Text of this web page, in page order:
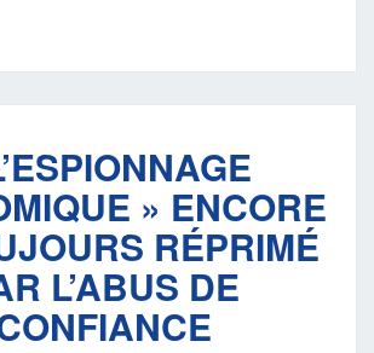
L’ESPIONNAGE
ÉCONOMIQUE
ENCORE
ET
TOUJOURS
RÉPRIMÉ
PAR
» ENCORE
RÉPRIMÉ
L’ABUS DE